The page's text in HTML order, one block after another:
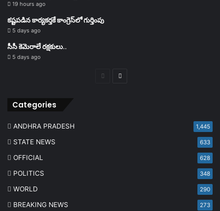
19 hours ago
కష్టపడిన కార్యకర్తకే కాంగ్రెస్‌లో గుర్తింపు
5 days ago
సీసీ కెమెరాలే రక్షకులు..
5 days ago
PreviousNext
Categories
ANDHRA PRADESH 1,445
STATE NEWS 633
OFFICIAL 628
POLITICS 348
WORLD 290
BREAKING NEWS 273